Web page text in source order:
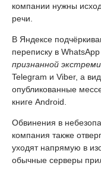
компании нужны
речи.
В Яндексе
переписку в WhatsApp
признанной
Telegram и Viber, а
опубликованные
книге Android.
Обвинения в
компания также
уходят напрямую в
обычные серверы